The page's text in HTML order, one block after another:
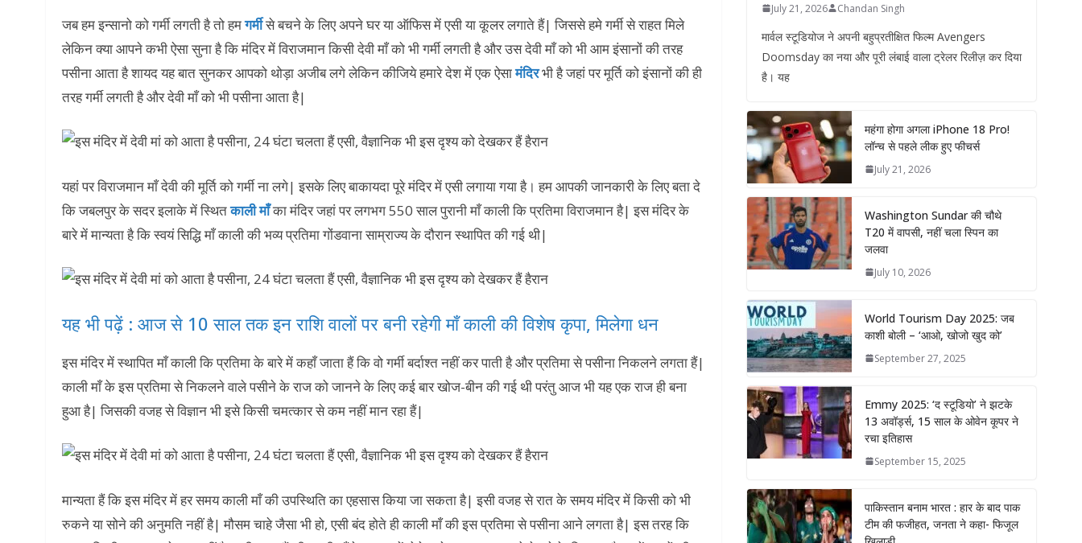
जब हम इन्सानो को गर्मी लगती है तो हमगर्मीसे बचने के लिए अपने घर या ऑफिस में एसी या कूलर लगाते हैं| जिससे हमे गर्मी से राहत मिले
लेकिन क्या आपने कभी ऐसा सुना है कि मंदिर में विराजमान किसी देवी माँ को भी गर्मी लगती है और उस देवी माँ को भी आम इंसानों की तरह
पसीना आता है शायद यह बात सुनकर आपको थोड़ा अजीब लगे लेकिन कीजिये हमारे देश में एक ऐसामंदिरभी है जहां पर मूर्ति को इंसानों की ही
तरह गर्मी लगती है और देवी माँ को भी पसीना आता है|
यहां पर विराजमान माँ देवी की मूर्ति को गर्मी ना लगे| इसके लिए बाकायदा पूरे मंदिर में एसी लगाया गया है। हम आपकी जानकारी के लिए बता दे
कि जबलपुर के सदर इलाके में स्थितकाली माँका मंदिर जहां पर लगभग 550 साल पुरानी माँ काली कि प्रतिमा विराजमान है| इस मंदिर के
बारे में मान्यता है कि स्वयं सिद्धि माँ काली की भव्य प्रतिमा गोंडवाना साम्राज्य के दौरान स्थापित की गई थी|
यह भी पढ़ें : आज से 10 साल तक इन राशि वालों पर बनी रहेगी माँ काली की विशेष कृपा, मिलेगा धन
इस मंदिर में स्थापित माँ काली कि प्रतिमा के बारे में कहाँ जाता हैं कि वो गर्मी बर्दाश्त नहीं कर पाती है और प्रतिमा से पसीना निकलने लगता हैं|
काली माँ के इस प्रतिमा से निकलने वाले पसीने के राज को जानने के लिए कई बार खोज-बीन की गई थी परंतु आज भी यह एक राज ही बना
हुआ है| जिसकी वजह से विज्ञान भी इसे किसी चमत्कार से कम नहीं मान रहा हैं|
मान्यता हैं कि इस मंदिर में हर समय काली माँ की उपस्थिति का एहसास किया जा सकता है| इसी वजह से रात के समय मंदिर में किसी को भी
रुकने या सोने की अनुमति नहीं है| मौसम चाहे जैसा भी हो, एसी बंद होते ही काली माँ की इस प्रतिमा से पसीना आने लगता है| इस तरह कि
July 21, 2026 Chandan Singh
मार्वल स्टूडियोज ने अपनी बहुप्रतीक्षित फिल्म Avengers
Doomsday का नया और पूरी लंबाई वाला ट्रेलर रिलीज़ कर दिया
है। यह
महंगा होगा अगला iPhone 18 Pro!
लॉन्च से पहले लीक हुए फीचर्स
July 21, 2026
Washington Sundar की चौथे
T20 में वापसी, नहीं चला स्पिन का
जलवा
July 10, 2026
World Tourism Day 2025: जब
काशी बोली – ‘आओ, खोजो खुद को’
September 27, 2025
Emmy 2025: ‘द स्टूडियो’ ने झटके
13 अवॉर्ड्स, 15 साल के ओवेन कूपर ने
रचा इतिहास
September 15, 2025
पाकिस्तान बनाम भारत : हार के बाद पाक
टीम की फजीहत, जनता ने कहा- फिजूल